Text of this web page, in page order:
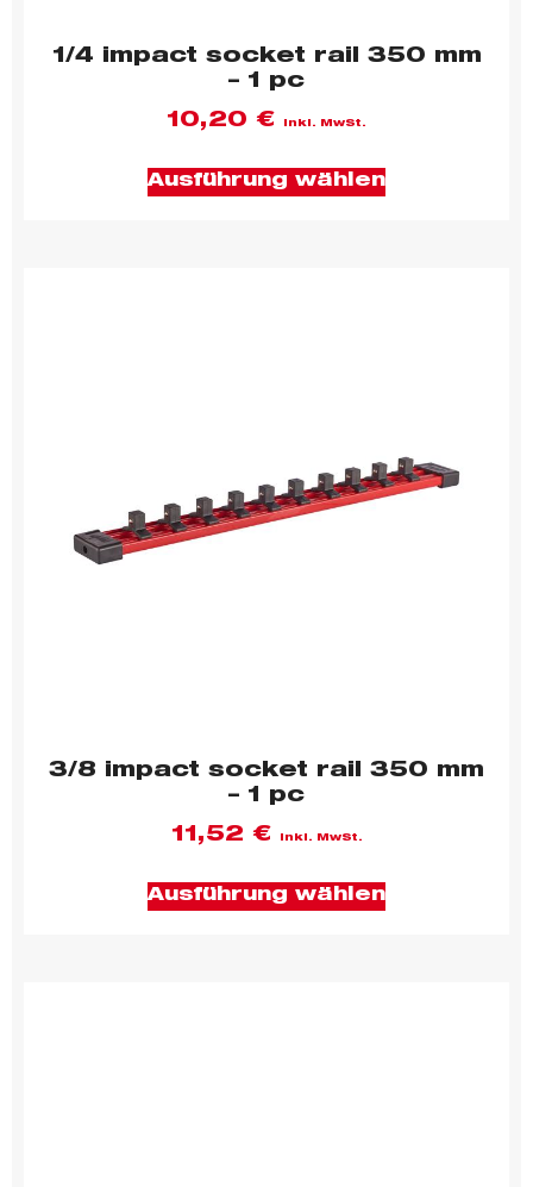
1/4 impact socket rail 350 mm
– 1 pc
10,20 € inkl. MwSt.
Ausführung wählen
3/8 impact socket rail 350 mm
– 1 pc
11,52 € inkl. MwSt.
Ausführung wählen